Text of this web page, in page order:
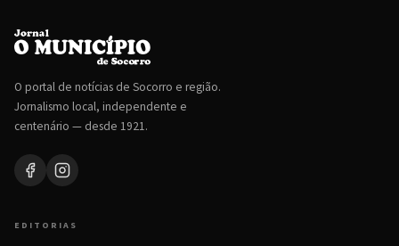
O portal de notícias de Socorro e região.
Jornalismo local, independente e
centenário — desde 1921.
EDITORIAS